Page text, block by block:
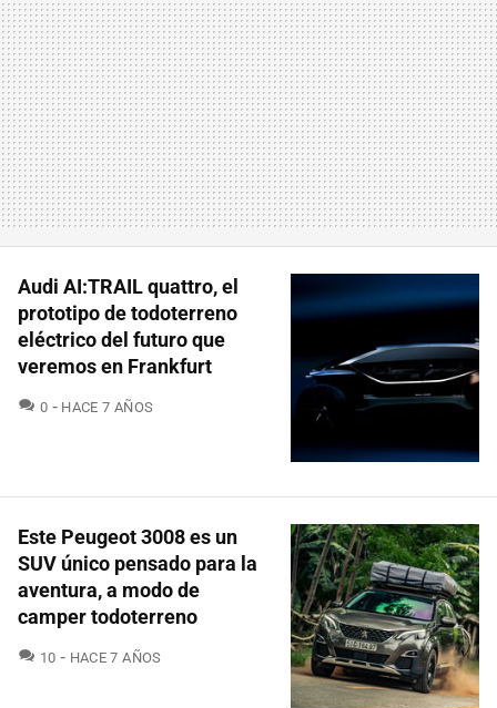
Audi AI:TRAIL quattro, el
prototipo de todoterreno
eléctrico del futuro que
veremos en Frankfurt
0 COMENTARIOS
HACE 7 AÑOS
Este Peugeot 3008 es un
SUV único pensado para la
aventura, a modo de
camper todoterreno
10 COMENTARIOS
HACE 7 AÑOS